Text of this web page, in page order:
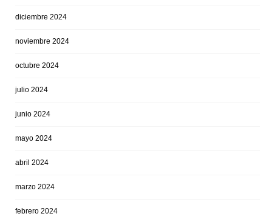
diciembre 2024
noviembre 2024
octubre 2024
julio 2024
junio 2024
mayo 2024
abril 2024
marzo 2024
febrero 2024